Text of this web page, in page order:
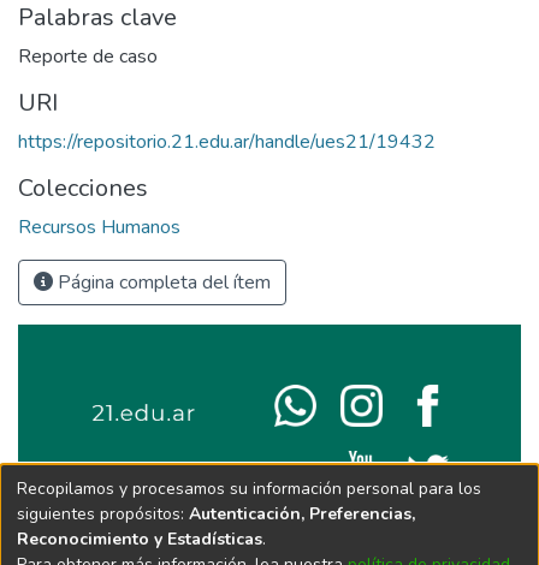
Palabras clave
Reporte de caso
URI
https://repositorio.21.edu.ar/handle/ues21/19432
Colecciones
Recursos Humanos
Página completa del ítem
Recopilamos y procesamos su información personal para los
siguientes propósitos: Autenticación, Preferencias,
Reconocimiento y Estadísticas.